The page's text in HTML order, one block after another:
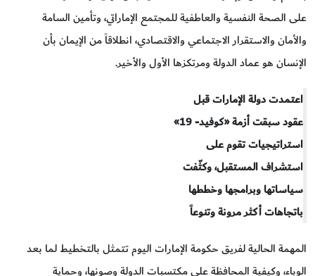
على الصحة النفسية والعاطفية للمجتمع الإماراتي، وتأمين السامة
والأمان والاستقرار الاجتماعي والاقتصادي، انطلاقاً من الإيمان بأن
الإنسان هو عماد الدولة ومرتكزها الأول والأخير.
اعتمدت دولة الإمارات قبل
عقود سبقت أزمة «كوفيد- 19»
استراتيجيات تقوم على
استشراف المستقبل، وكثّفت
سياساتها وبرامجها وخططها
باتجاهات أكثر مرونة وتنوعاً
المهمة الحالية لفريق حكومة الإمارات اليوم تتمثل بالتخطيط لما بعد
الوباء، وكيفية المحافظة على مكتسبات الدولة وصونها، وحماية